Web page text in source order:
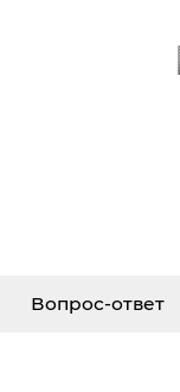
Вопрос-ответ